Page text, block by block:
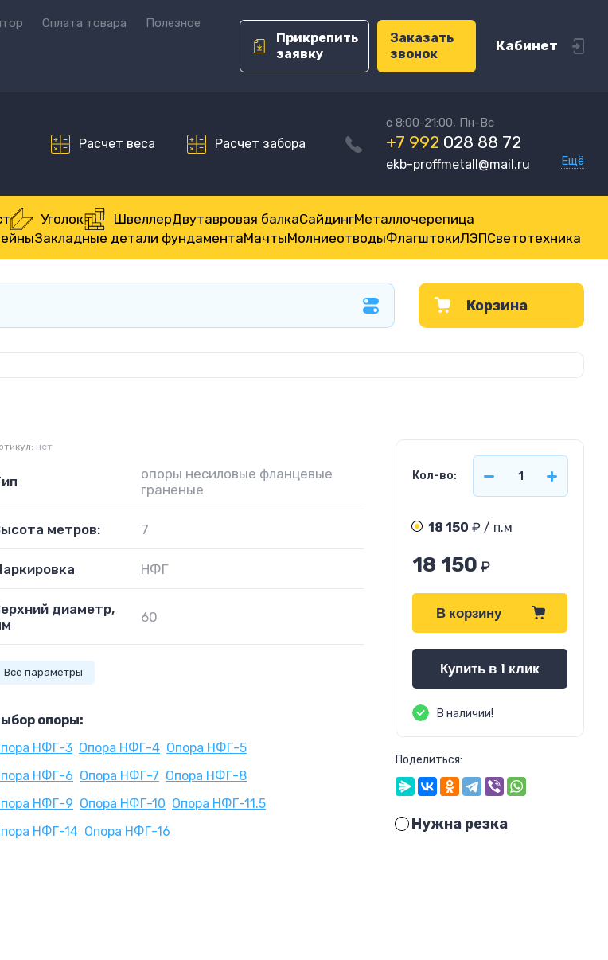
Оплата товара Полезное
Прикрепить
заявку
Заказать
звонок
Кабинет
Расчет веса Расчет забора
с 8:00-21:00, Пн-Вс
+7 992 028 88 72
ekb-proffmetall@mail.ru Ещё
Уголок ШвеллерДвутавровая балкаСайдингМеталлочерепица
Закладные детали фундаментаМачтыМолниеотводыФлагштокиЛЭПСветотехника
Корзина
нет
опоры несиловые фланцевые
граненые
метров: 7
НФГ
диаметр,
60
Все параметры
опоры:
НФГ-3 Опора НФГ-4 Опора НФГ-5
НФГ-6 Опора НФГ-7 Опора НФГ-8
НФГ-9 Опора НФГ-10 Опора НФГ-11.5
НФГ-14 Опора НФГ-16
Кол-во:
18 150 ₽ / п.м
18 150 ₽
В корзину
Купить в 1 клик
В наличии!
Поделиться:
Нужна резка